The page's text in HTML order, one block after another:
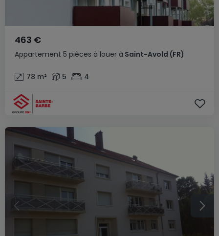
Appartement 5 pièces à louer à Saint-Avold (FR)
463 €
78 m² 5 4